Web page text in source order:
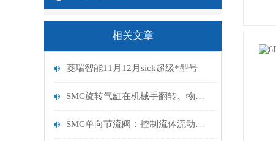
相关文章
菱瑞智能11月12月sick超级*型号
SMC旋转气缸在机械手翻转、物料分度及夹具回转机构中的典型应用
SMC单向节流阀：控制流体流动的关键元件